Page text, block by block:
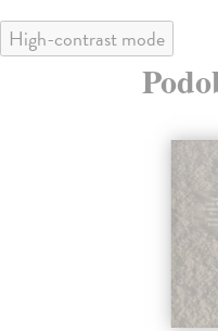
High-contrast mode